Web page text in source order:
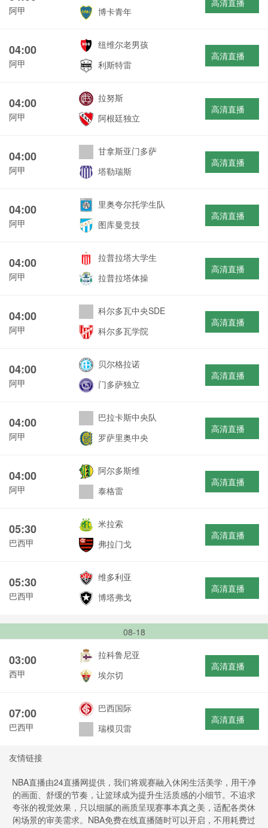
阿甲
博卡青年
高清直播
04:00
阿甲
纽维尔老男孩
利斯特雷
高清直播
04:00
阿甲
拉努斯
阿根廷独立
高清直播
04:00
阿甲
甘拿斯亚门多萨
塔勒瑞斯
高清直播
04:00
阿甲
里奥夸尔托学生队
图库曼竞技
高清直播
04:00
阿甲
拉普拉塔大学生
拉普拉塔体操
高清直播
04:00
阿甲
科尔多瓦中央SDE
科尔多瓦学院
高清直播
04:00
阿甲
贝尔格拉诺
门多萨独立
高清直播
04:00
阿甲
巴拉卡斯中央队
罗萨里奥中央
高清直播
04:00
阿甲
阿尔多斯维
泰格雷
高清直播
05:30
巴西甲
米拉索
弗拉门戈
高清直播
05:30
巴西甲
维多利亚
博塔弗戈
高清直播
08-18
03:00
西甲
拉科鲁尼亚
埃尔切
高清直播
07:00
巴西甲
巴西国际
瑞模贝雷
高清直播
友情链接
NBA直播由24直播网提供，我们将观赛融入休闲生活美学，用干净
的画面、舒缓的节奏，让篮球成为提升生活质感的小细节。不追求
夸张的视觉效果，只以细腻的画质呈现赛事本真之美，适配各类休
闲场景的审美需求。NBA免费在线直播随时可以开启，不用耗费过